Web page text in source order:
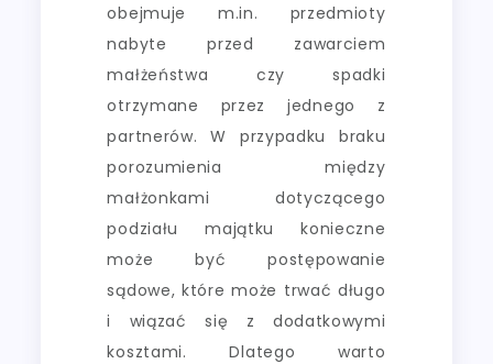
obejmuje m.in. przedmioty
nabyte przed zawarciem
małżeństwa czy spadki
otrzymane przez jednego z
partnerów. W przypadku braku
porozumienia między
małżonkami dotyczącego
podziału majątku konieczne
może być postępowanie
sądowe, które może trwać długo
i wiązać się z dodatkowymi
kosztami. Dlatego warto